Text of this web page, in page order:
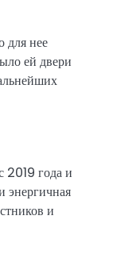
для нее
ей двери
2019 года и
энергичная
и